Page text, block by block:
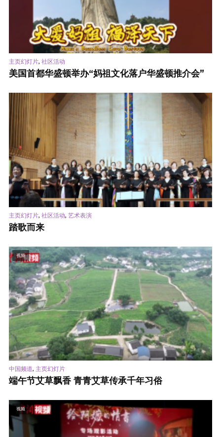
主页幻灯片, 社区活动
美国首都华盛顿举办“妈祖文化落户华盛顿推介会”
主页幻灯片, 社区活动, 艺术表演
踏歌而来
视频
中国频道, 主页幻灯片
端午节艾草飘香 青青艾草传承千年习俗
视频